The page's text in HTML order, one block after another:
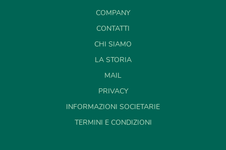
COMPANY
CONTATTI
CHI SIAMO
LA STORIA
MAIL
PRIVACY
INFORMAZIONI SOCIETARIE
TERMINI E CONDIZIONI